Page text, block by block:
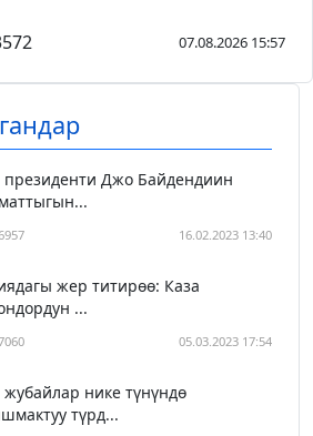
07.08.2026 15:57
Джо Байдендиин
16.02.2023 13:40
жер титирөө: Каза
...
05.03.2023 17:54
нике түнүндө
түрд...